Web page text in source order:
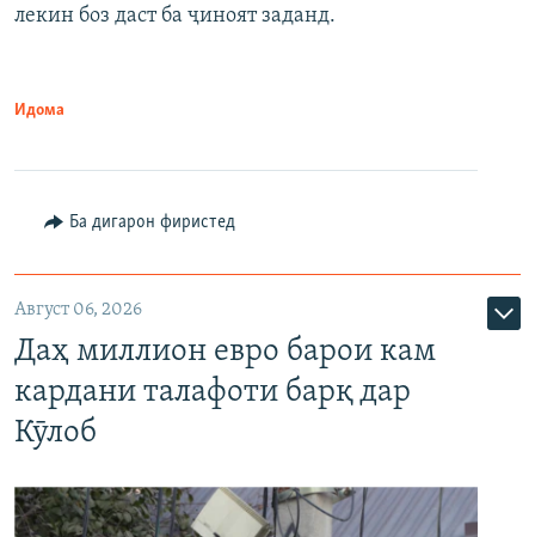
лекин боз даст ба ҷиноят заданд.
Идома
Ба дигарон фиристед
Август 06, 2026
Даҳ миллион евро барои кам
кардани талафоти барқ дар
Кӯлоб